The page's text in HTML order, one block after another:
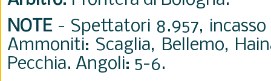
NOTE - Spettatori 8.957, incasso
Ammoniti: Scaglia, Bellemo,
Pecchia. Angoli: 5-6.